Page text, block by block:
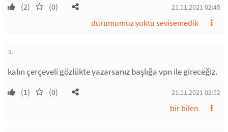
(2) (0) 21.11.2021 02:45
durumumuz yoktu sevisemedik
3.
kalın çerçeveli gözlükte yazarsanız başlığa vpn ile gireceğiz.
(1) (0) 21.11.2021 02:52
bir bilen